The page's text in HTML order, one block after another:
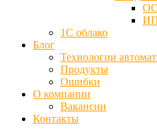
1С облако
Блог
Технологии
Продукты
Ошибки
О компании
Вакансии
Контакты